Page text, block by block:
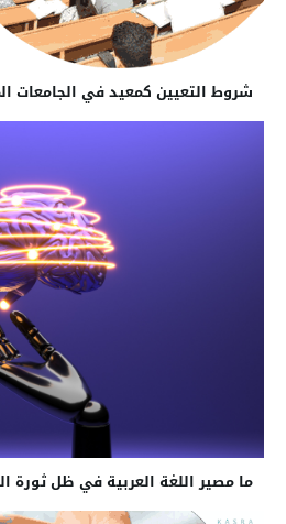
شروط التعيين كمعيد في الجامعات
ما مصير اللغة العربية في ظل ثورة